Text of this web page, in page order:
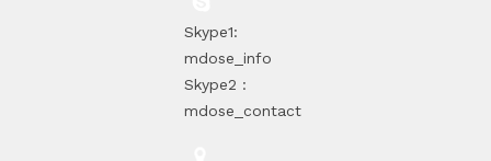
Skype1:
mdose_info
Skype2 :
mdose_contact